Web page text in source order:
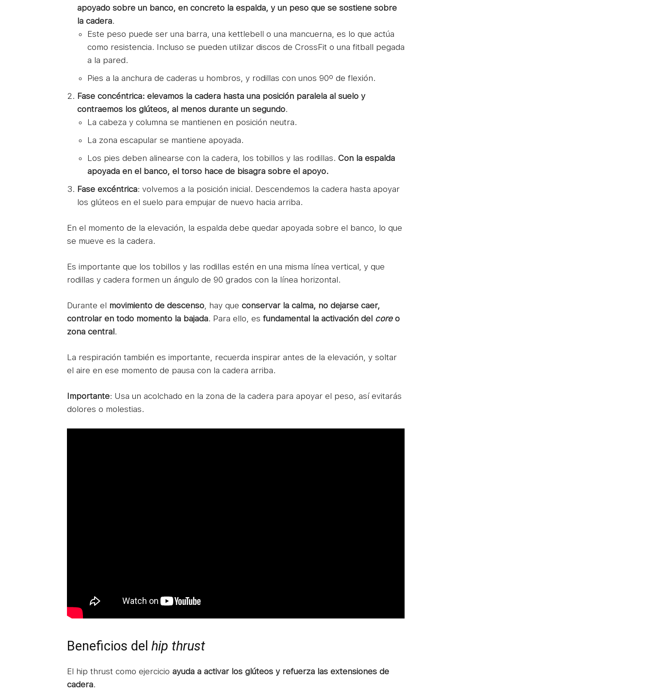
apoyado sobre un banco, en concreto la espalda, y un peso que se sostiene sobre
la cadera.
Este peso puede ser una barra, una kettlebell o una mancuerna, es lo que actúa
como resistencia. Incluso se pueden utilizar discos de CrossFit o una fitball pegada
a la pared.
Pies a la anchura de caderas u hombros, y rodillas con unos 90º de flexión.
Fase concéntrica: elevamos la cadera hasta una posición paralela al suelo y
contraemos los glúteos, al menos durante un segundo.
La cabeza y columna se mantienen en posición neutra.
La zona escapular se mantiene apoyada.
Los pies deben alinearse con la cadera, los tobillos y las rodillas. Con la espalda
apoyada en el banco, el torso hace de bisagra sobre el apoyo.
Fase excéntrica: volvemos a la posición inicial. Descendemos la cadera hasta apoyar
los glúteos en el suelo para empujar de nuevo hacia arriba.
En el momento de la elevación, la espalda debe quedar apoyada sobre el banco, lo que
se mueve es la cadera.
Es importante que los tobillos y las rodillas estén en una misma línea vertical, y que
rodillas y cadera formen un ángulo de 90 grados con la línea horizontal.
Durante el movimiento de descenso, hay que conservar la calma, no dejarse caer,
controlar en todo momento la bajada. Para ello, es fundamental la activación del coreo
zona central.
La respiración también es importante, recuerda inspirar antes de la elevación, y soltar
el aire en ese momento de pausa con la cadera arriba.
Importante: Usa un acolchado en la zona de la cadera para apoyar el peso, así evitarás
dolores o molestias.
Beneficios del hip thrust
El hip thrust como ejercicio ayuda a activar los glúteos y refuerza las extensiones de
cadera.